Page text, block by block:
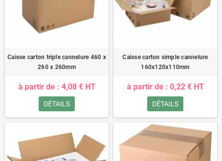
Caisse carton triple cannelure 460 x
260 x 260mm
à partir de : 4,08 € HT
DÉTAILS
Caisse carton simple cannelure
160x120x110mm
à partir de : 0,22 € HT
DÉTAILS